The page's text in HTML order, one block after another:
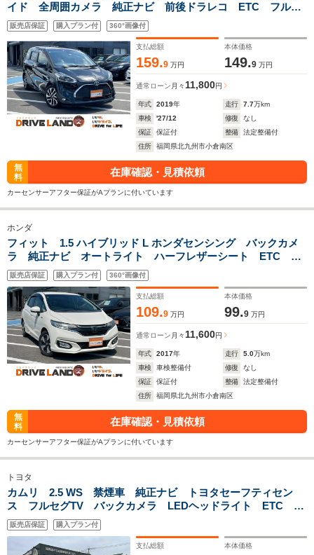
イド 全周囲カメラ 純正ナビ 前後ドラレコ ETC フルセ
グTV スマートキー 3列シート ハーフレザーシート 純正
アルミホイール 電動格納ミラー クルーズコントロール
販売店保証 購入プラン付 360°画像付
支払総額
159.9 万円
本体価格
149.9 万円
通常ローン 月々 11,800円
年式 2019年 走行 7.7万km
車検
'27/12 修復
なし
保証
保証付 整備
法定整備付
住所
福岡県北九州市小倉南区
無
料
在庫確認・見積依頼
カーセンサーアフター保証がAプランに付いています
ホンダ
フィット 1.5 ハイブリッド L ホンダセンシング バックカメ
ラ 純正ナビ オートライト ハーフレザーシート ETC ス
マートキー LEDヘッドランプ 電動格納ミラー レーンアシ
スト 盗難防止装置
販売店保証 購入プラン付 360°画像付
支払総額
109.9 万円
本体価格
99.9 万円
通常ローン 月々 11,600円
年式 2017年 走行 5.0万km
車検
車検整備付 修復
なし
保証
保証付 整備
法定整備付
住所
福岡県北九州市小倉南区
無
料
在庫確認・見積依頼
カーセンサーアフター保証がAプランに付いています
トヨタ
カムリ 2.5 WS 禁煙車 純正ナビ トヨタセーフティセン
ス フルセグTV バックカメラ LEDヘッドライト ETC ス
マートキー 純正17インチアルミホイール 電動格納ミラー
販売店保証 購入プラン付
支払総額 本体価格